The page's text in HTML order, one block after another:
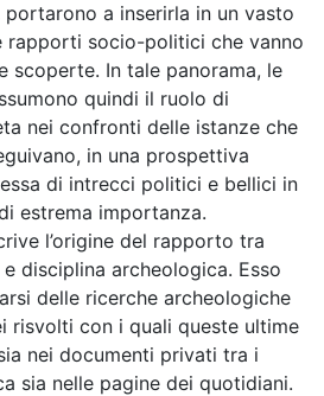
a inserirla in un vasto
rapporti socio-politici che vanno
scoperte. In tale panorama, le
quindi il ruolo di
nei confronti delle istanze che
in una prospettiva
di intrecci politici e bellici in
estrema importanza.
l’origine del rapporto tra
disciplina archeologica. Esso
delle ricerche archeologiche
risvolti con i quali queste ultime
nei documenti privati tra i
sia nelle pagine dei quotidiani.